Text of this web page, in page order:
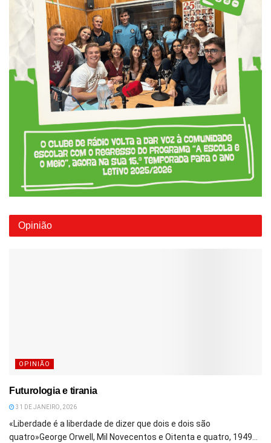
Opinião
OPINIÃO
Futurologia e tirania
31 DE JANEIRO, 2026
«Liberdade é a liberdade de dizer que dois e dois são
quatro»George Orwell, Mil Novecentos e Oitenta e quatro, 1949...